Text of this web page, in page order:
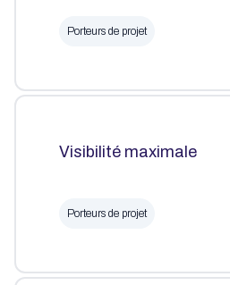
Porteurs de projet
Visibilité maximale
Porteurs de projet